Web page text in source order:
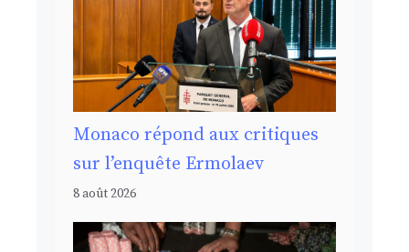
Monaco répond aux critiques
sur l’enquête Ermolaev
8 août 2026